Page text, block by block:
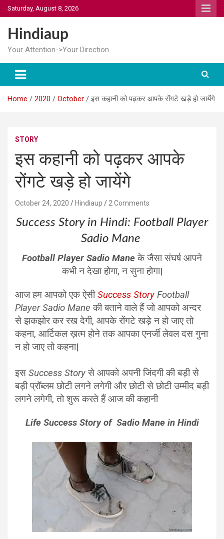
Skip
to
content
Saturday, August 8, 2026
Hindiaup
Your Attention->Your Direction
Home 2020 October इस कहानी को पढ़कर आपके रोंगटे खड़े हो जायेंगे
STORY
इस कहानी को पढ़कर आपके
रोंगटे खड़े हो जायेंगे
October 24, 2020 Hindiaup 2 Comments
Success Story in Hindi: Football Player
Sadio Mane
Football Player Sadio Maneके जैसा संघर्ष आपने
कभी न देखा होगा, न सुना होगा|
आज हम आपको एक ऐसीSuccess Story Football
Player Sadio Maneकी बताने वाले हैं जो आपको अन्दर
से झकझोर कर रख देगी, आपके रोंगटे खड़े न हो जाए तो
कहना, आर्टिकल ख़त्म होने तक आपका एनर्जी लेवल दस गुना
न हो जाए तो कहना|
इस Success Storyसे आपको अपनी जिंदगी की बड़ी से
बड़ी प्रॉब्लम छोटी लगने लगेगी और छोटी से छोटी उम्मीद बड़ी
लगने लगेगी, तो शुरू करते हैं आज की कहानी
Life Success Story of Sadio Mane in Hindi